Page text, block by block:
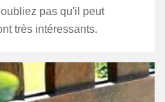
pas qu'il peut
très intéressants.